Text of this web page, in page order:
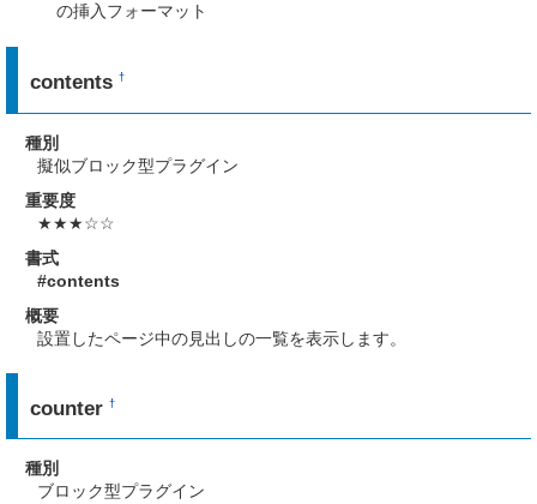
の挿入フォーマット
contents†
種別
擬似ブロック型プラグイン
重要度
★★★☆☆
書式
#contents
概要
設置したページ中の見出しの一覧を表示します。
counter†
種別
ブロック型プラグイン